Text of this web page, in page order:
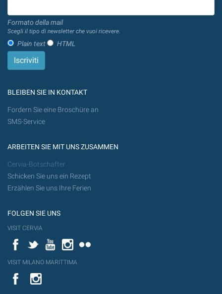
Formato della mail
Scegli il tipo di newsletter che vuoi ricevere.
Plain text HTML
BLEIBEN SIE IN KONTAKT
Fordern Sie eine Broschüre an
SMS-Service
ARBEITEN SIE MIT UNS ZUSAMMEN
Cervia-Botschafter
Schicken Sie uns ein Rezept
Erzählen Sie uns Ihre Ferien
FOLGEN SIE UNS
VISIT CERVIA
FacebookTwitterYouTubeInstagram
VISIT MILANO MARITTIMA
YouTube